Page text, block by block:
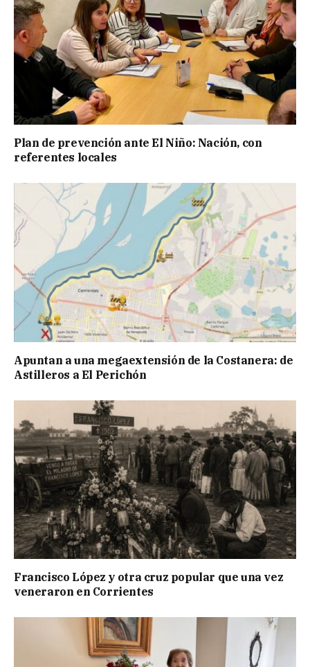
Plan de prevención ante El Niño: Nación, con
referentes locales
Apuntan a una megaextensión de la Costanera: de
Astilleros a El Perichón
Francisco López y otra cruz popular que una vez
veneraron en Corrientes